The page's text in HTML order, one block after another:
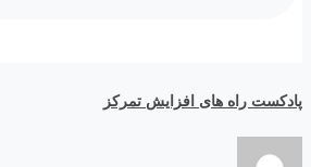
پادکست راه های افزایش تمرکز